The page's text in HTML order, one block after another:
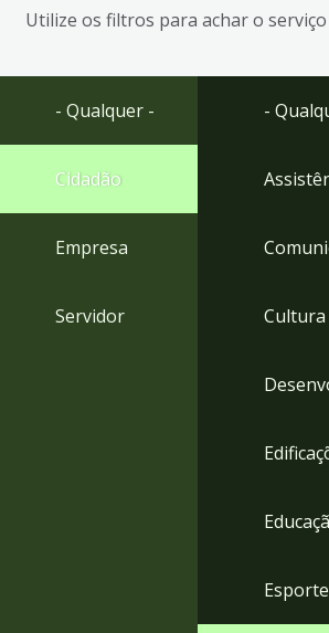
busca
Ir
rodapé
Utilize os filtros para achar o
- Qualquer -
Cidadão
Empresa
Servidor
-
Cultura